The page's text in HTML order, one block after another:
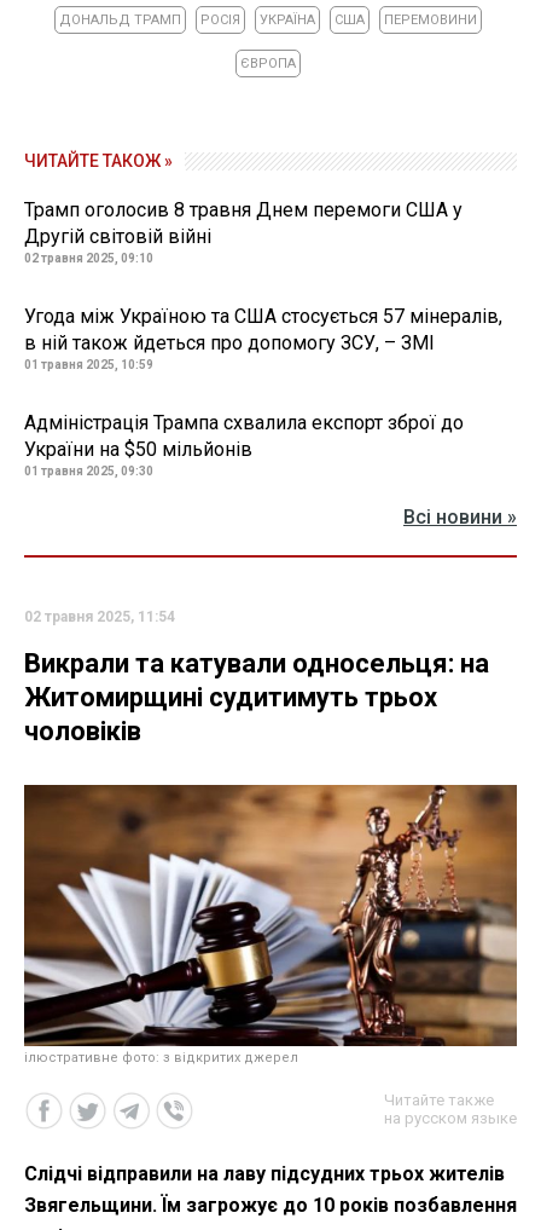
ДОНАЛЬД ТРАМП РОСІЯ УКРАЇНА США ПЕРЕМОВИНИ
ЄВРОПА
ЧИТАЙТЕ ТАКОЖ »
Трамп оголосив 8 травня Днем перемоги США у
Другій світовій війні
02 травня 2025, 09:10
Угода між Україною та США стосується 57 мінералів,
в ній також йдеться про допомогу ЗСУ, – ЗМІ
01 травня 2025, 10:59
Адміністрація Трампа схвалила експорт зброї до
України на $50 мільйонів
01 травня 2025, 09:30
Всі новини »
02 травня 2025, 11:54
Викрали та катували односельця: на
Житомирщині судитимуть трьох
чоловіків
ілюстративне фото: з відкритих джерел
Читайте также
на русском языке
Слідчі відправили на лаву підсудних трьох жителів
Звягельщини. Їм загрожує до 10 років позбавлення